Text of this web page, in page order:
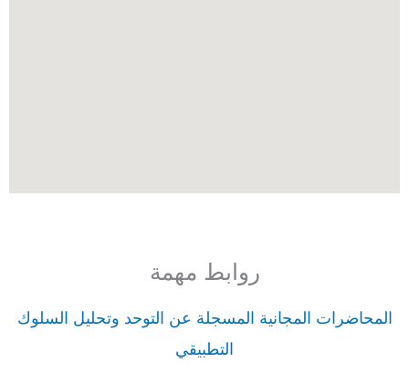
روابط مهمة
المحاضرات المجانية المسجلة عن التوحد وتحليل السلوك
التطبيقي